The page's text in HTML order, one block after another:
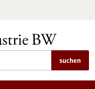
suchen